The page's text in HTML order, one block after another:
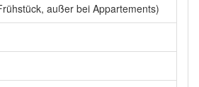
außer bei Appartements)